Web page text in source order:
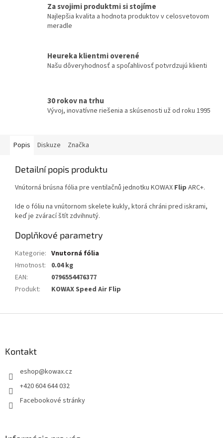
Za svojimi produktmi si stojíme
Najlepšia kvalita a hodnota produktov v celosvetovom
meradle
Heureka klientmi overené
Našu dôveryhodnosť a spoľahlivosť potvrdzujú klienti
30 rokov na trhu
Vývoj, inovatívne riešenia a skúsenosti už od roku 1995
Popis Diskuze Značka
Detailní popis produktu
Vnútorná brúsna fólia pre ventilačnů jednotku KOWAX Flip ARC+.
Ide o fóliu na vnútornom skelete kukly, ktorá chráni pred iskrami,
keď je zvárací štít zdvihnutý.
Doplňkové parametry
Kategorie: Vnutorná fólia
Hmotnost:
0.04 kg
EAN:
0796554476377
Produkt: KOWAX Speed Air Flip
Kontakt
eshop@kowax.cz
+420 604 644 032
Facebookové stránky